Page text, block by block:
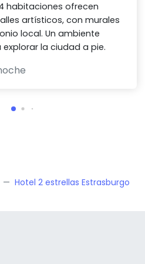
habitaciones ofrecen
artísticos, con murales
local. Un ambiente
la ciudad a pie.
Hotel 2 estrellas Estrasburgo